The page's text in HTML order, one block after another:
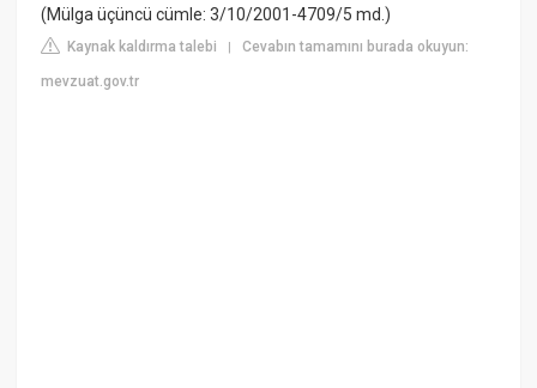
(Mülga üçüncü cümle: 3/10/2001-4709/5 md.)
Kaynak kaldırma talebi |Cevabın tamamını burada okuyun:
mevzuat.gov.tr